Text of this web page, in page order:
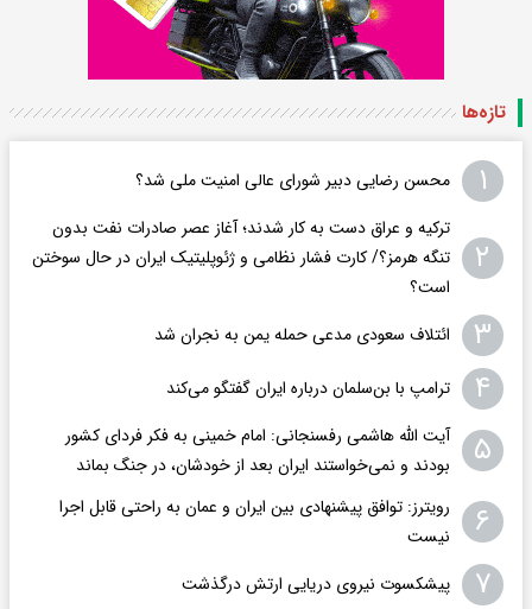
تازه‌ها
۱ محسن رضایی دبیر شورای عالی امنیت ملی شد؟
۲
ترکیه و عراق دست به کار شدند؛ آغاز عصر صادرات نفت بدون
تنگه هرمز؟/ کارت فشار نظامی و ژئوپلیتیک ایران در حال سوختن
است؟
۳ ائتلاف سعودی مدعی حمله یمن به نجران شد
۴ ترامپ با بن‌سلمان درباره ایران گفتگو می‌کند
۵
آیت الله هاشمی رفسنجانی: امام خمینی به فکر فردای کشور
بودند و نمی‌خواستند ایران بعد از خودشان، در جنگ بماند
۶
رویترز: توافق پیشنهادی بین ایران و عمان به راحتی قابل اجرا
نیست
۷ پیشکسوت نیروی دریایی ارتش درگذشت